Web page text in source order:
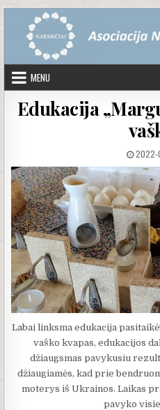
Skip to content
MENU
Edukacija
2022-
Labai linksma edukacija
vaško kvapas, edukacijos
džiaugsmas pavykusiu
džiaugiamės, kad prie
moterys iš Ukrainos. Laikas
pavyko